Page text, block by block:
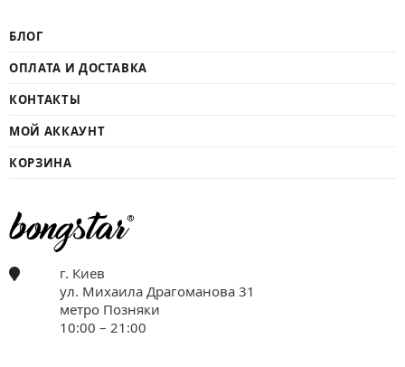
БЛОГ
ОПЛАТА И ДОСТАВКА
КОНТАКТЫ
МОЙ АККАУНТ
КОРЗИНА
г. Киев
ул. Михаила Драгоманова 31
метро Позняки
10:00 – 21:00